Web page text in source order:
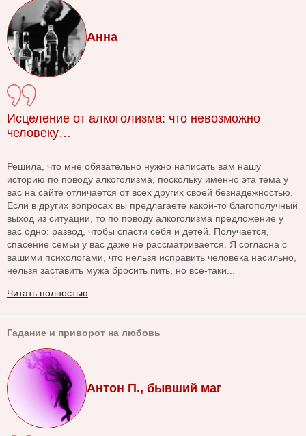
Анна
Исцеление от алкоголизма: что невозможно
человеку…
Решила, что мне обязательно нужно написать вам нашу
историю по поводу алкоголизма, поскольку именно эта тема у
вас на сайте отличается от всех других своей безнадежностью.
Если в других вопросах вы предлагаете какой-то благополучный
выход из ситуации, то по поводу алкоголизма предложение у
вас одно: развод, чтобы спасти себя и детей. Получается,
спасение семьи у вас даже не рассматривается. Я согласна с
вашими психологами, что нельзя исправить человека насильно,
нельзя заставить мужа бросить пить, но все-таки...
Читать полностью
Гадание и приворот на любовь
Антон П., бывший маг